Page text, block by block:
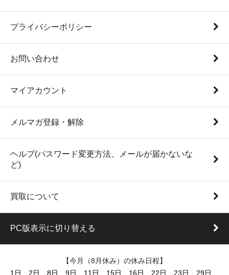
プライバシーポリシー
お問い合わせ
マイアカウント
メルマガ登録・解除
ヘルプ(パスワード変更方法、メールが届かないな
ど)
買取について
PC版表示に切り替える
【今月（8月休み）の休み日程】
1日、2日、8日、9日、11日、15日、16日、22日、23日、29日、